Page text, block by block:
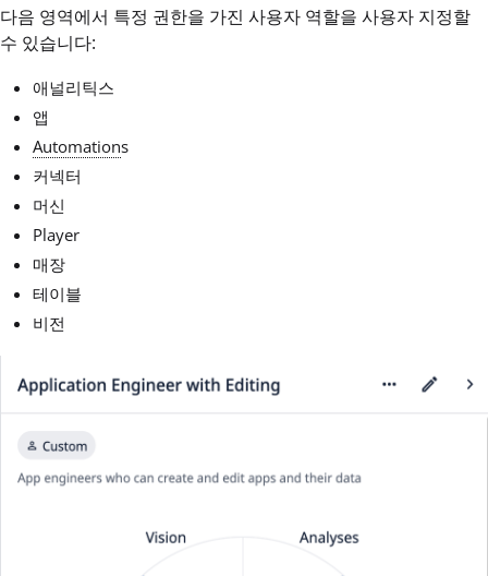
다음 영역에서 특정 권한을 가진 사용자 역할을 사용자 지정할
수 있습니다:
애널리틱스
앱
Automations
커넥터
머신
Player
매장
테이블
비전